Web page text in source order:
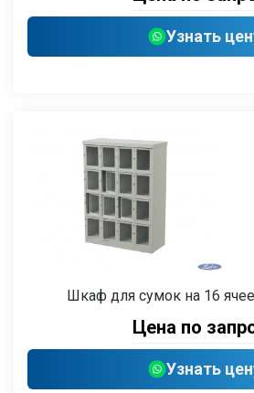
Узнать
Шкаф для сумок на 16
Цена по
Узнать